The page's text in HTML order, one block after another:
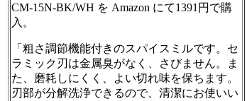
CM-15N-BK/WH を Amazon にて1391円で購
入。
「粗さ調節機能付きのスパイスミルです。セ
ラミック刃は金属臭がなく、さびません。ま
た、磨耗しにくく、よい切れ味を保ちます。
刃部が分解洗浄できるので、清潔にお使いい